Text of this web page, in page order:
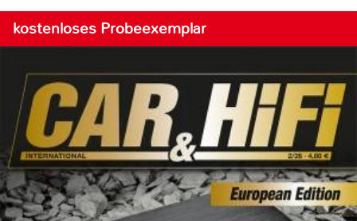
kostenloses Probeexemplar